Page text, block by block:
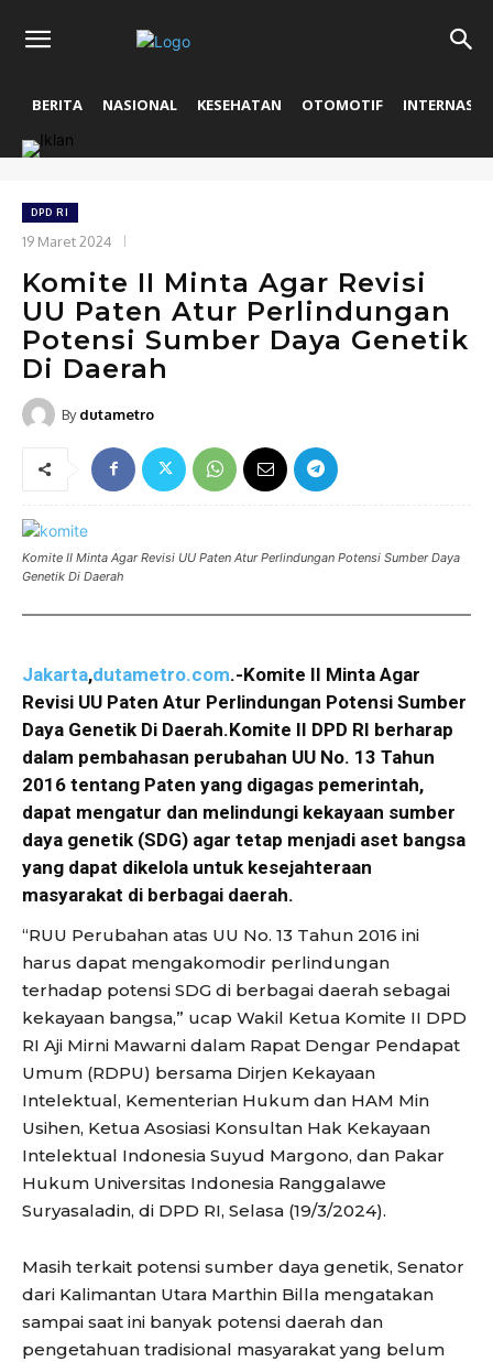
BERITA NASIONAL KESEHATAN OTOMOTIF
DPD RI
19 Maret 2024
Komite II Minta Agar Revisi
UU Paten Atur Perlindungan
Potensi Sumber Daya Genetik
Di Daerah
By dutametro
Komite II Minta Agar Revisi UU Paten Atur Perlindungan Potensi Sumber Daya
Genetik Di Daerah
Jakarta,dutametro.com.-Komite II Minta Agar
Revisi UU Paten Atur Perlindungan Potensi Sumber
Daya Genetik Di Daerah.Komite II DPD RI berharap
dalam pembahasan perubahan UU No. 13 Tahun
2016 tentang Paten yang digagas pemerintah,
dapat mengatur dan melindungi kekayaan sumber
daya genetik (SDG) agar tetap menjadi aset bangsa
yang dapat dikelola untuk kesejahteraan
masyarakat di berbagai daerah.
“RUU Perubahan atas UU No. 13 Tahun 2016 ini
harus dapat mengakomodir perlindungan
terhadap potensi SDG di berbagai daerah sebagai
kekayaan bangsa,” ucap Wakil Ketua Komite II DPD
RI Aji Mirni Mawarni dalam Rapat Dengar Pendapat
Umum (RDPU) bersama Dirjen Kekayaan
Intelektual, Kementerian Hukum dan HAM Min
Usihen, Ketua Asosiasi Konsultan Hak Kekayaan
Intelektual Indonesia Suyud Margono, dan Pakar
Hukum Universitas Indonesia Ranggalawe
Suryasaladin, di DPD RI, Selasa (19/3/2024).
Masih terkait potensi sumber daya genetik, Senator
dari Kalimantan Utara Marthin Billa mengatakan
sampai saat ini banyak potensi daerah dan
pengetahuan tradisional masyarakat yang belum